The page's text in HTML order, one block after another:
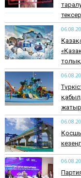
жатыр